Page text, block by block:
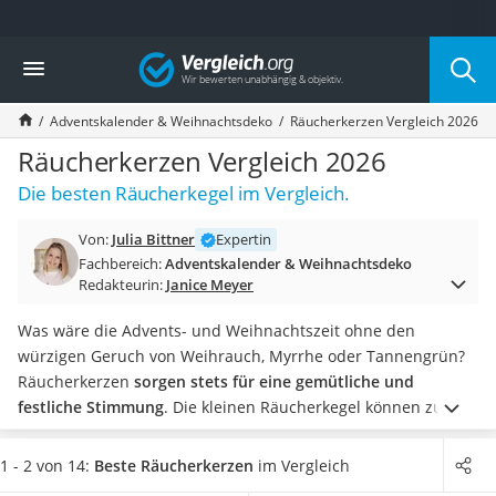
Die beliebtesten Vergleiche nach Kategorie
Wohnen
Matratzen-Topper
Matratzen
Konferenzlautsprecher
Tageslichtlampe
Badlüfter
Bürohocker
Außenleuchte mit Kamera
Akku-Tischlampe
Konferenzmikrofon
Klappmatratze
Duschkopf mit Kalkfilter
Aktenvernichter Sicherheitsstufe 4
Bettgitter
Vergleich
Adventskalender & Weihnachtsdeko Räucherkerzen Vergleich 2026
Räucherkerzen Vergleich 2026
Die besten Räucherkegel im Vergleich.
Von: Julia Bittner
Expertin
Fachbereich:Adventskalender & Weihnachtsdeko
Redakteurin: Janice Meyer
Was wäre die Advents- und Weihnachtszeit ohne den
würzigen Geruch von Weihrauch, Myrrhe oder Tannengrün?
Räucherkerzen sorgen stets für eine gemütliche und
festliche Stimmung. Die kleinen Räucherkegel können zum
Abbrennen auf eine Unterlage gestellt werden, wirken aber
traditionell am besten in einem Räuchermännchen.
1 - 2 von 14: Beste Räucherkerzen im Vergleich